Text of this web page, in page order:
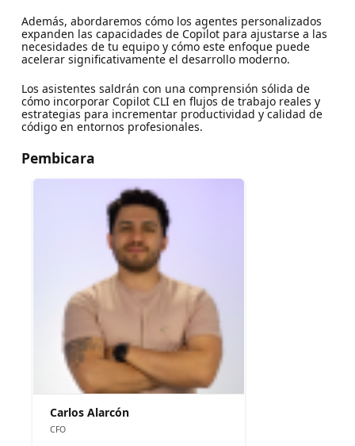
Además, abordaremos cómo los agentes personalizados
expanden las capacidades de Copilot para ajustarse a las
necesidades de tu equipo y cómo este enfoque puede
acelerar significativamente el desarrollo moderno.
Los asistentes saldrán con una comprensión sólida de
cómo incorporar Copilot CLI en flujos de trabajo reales y
estrategias para incrementar productividad y calidad de
código en entornos profesionales.
Pembicara
Carlos Alarcón
CFO